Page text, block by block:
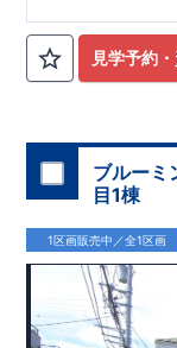
棟） ★LDKの吹
4LDKプラン!!（②
見学予約
ブルーミ
目1棟
1区画販売中／全1区画